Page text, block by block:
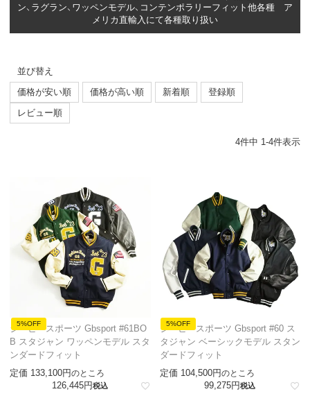
ン、ラグラン、ワッペンモデル、コンテンポラリーフィット他各種 ア
メリカ直輸入にて各種取り扱い
並び替え
価格が安い順
価格が高い順 新着順
登録順
レビュー順
4件中 1-4件表示
5%OFF
ジービースポーツ Gbsport #61BO
B スタジャン ワッペンモデル スタ
ンダードフィット
定価 133,100 のところ
126,445 税込
5%OFF
ジービースポーツ Gbsport #60 ス
タジャン ベーシックモデル スタン
ダードフィット
定価 104,500 のところ
99,275 税込